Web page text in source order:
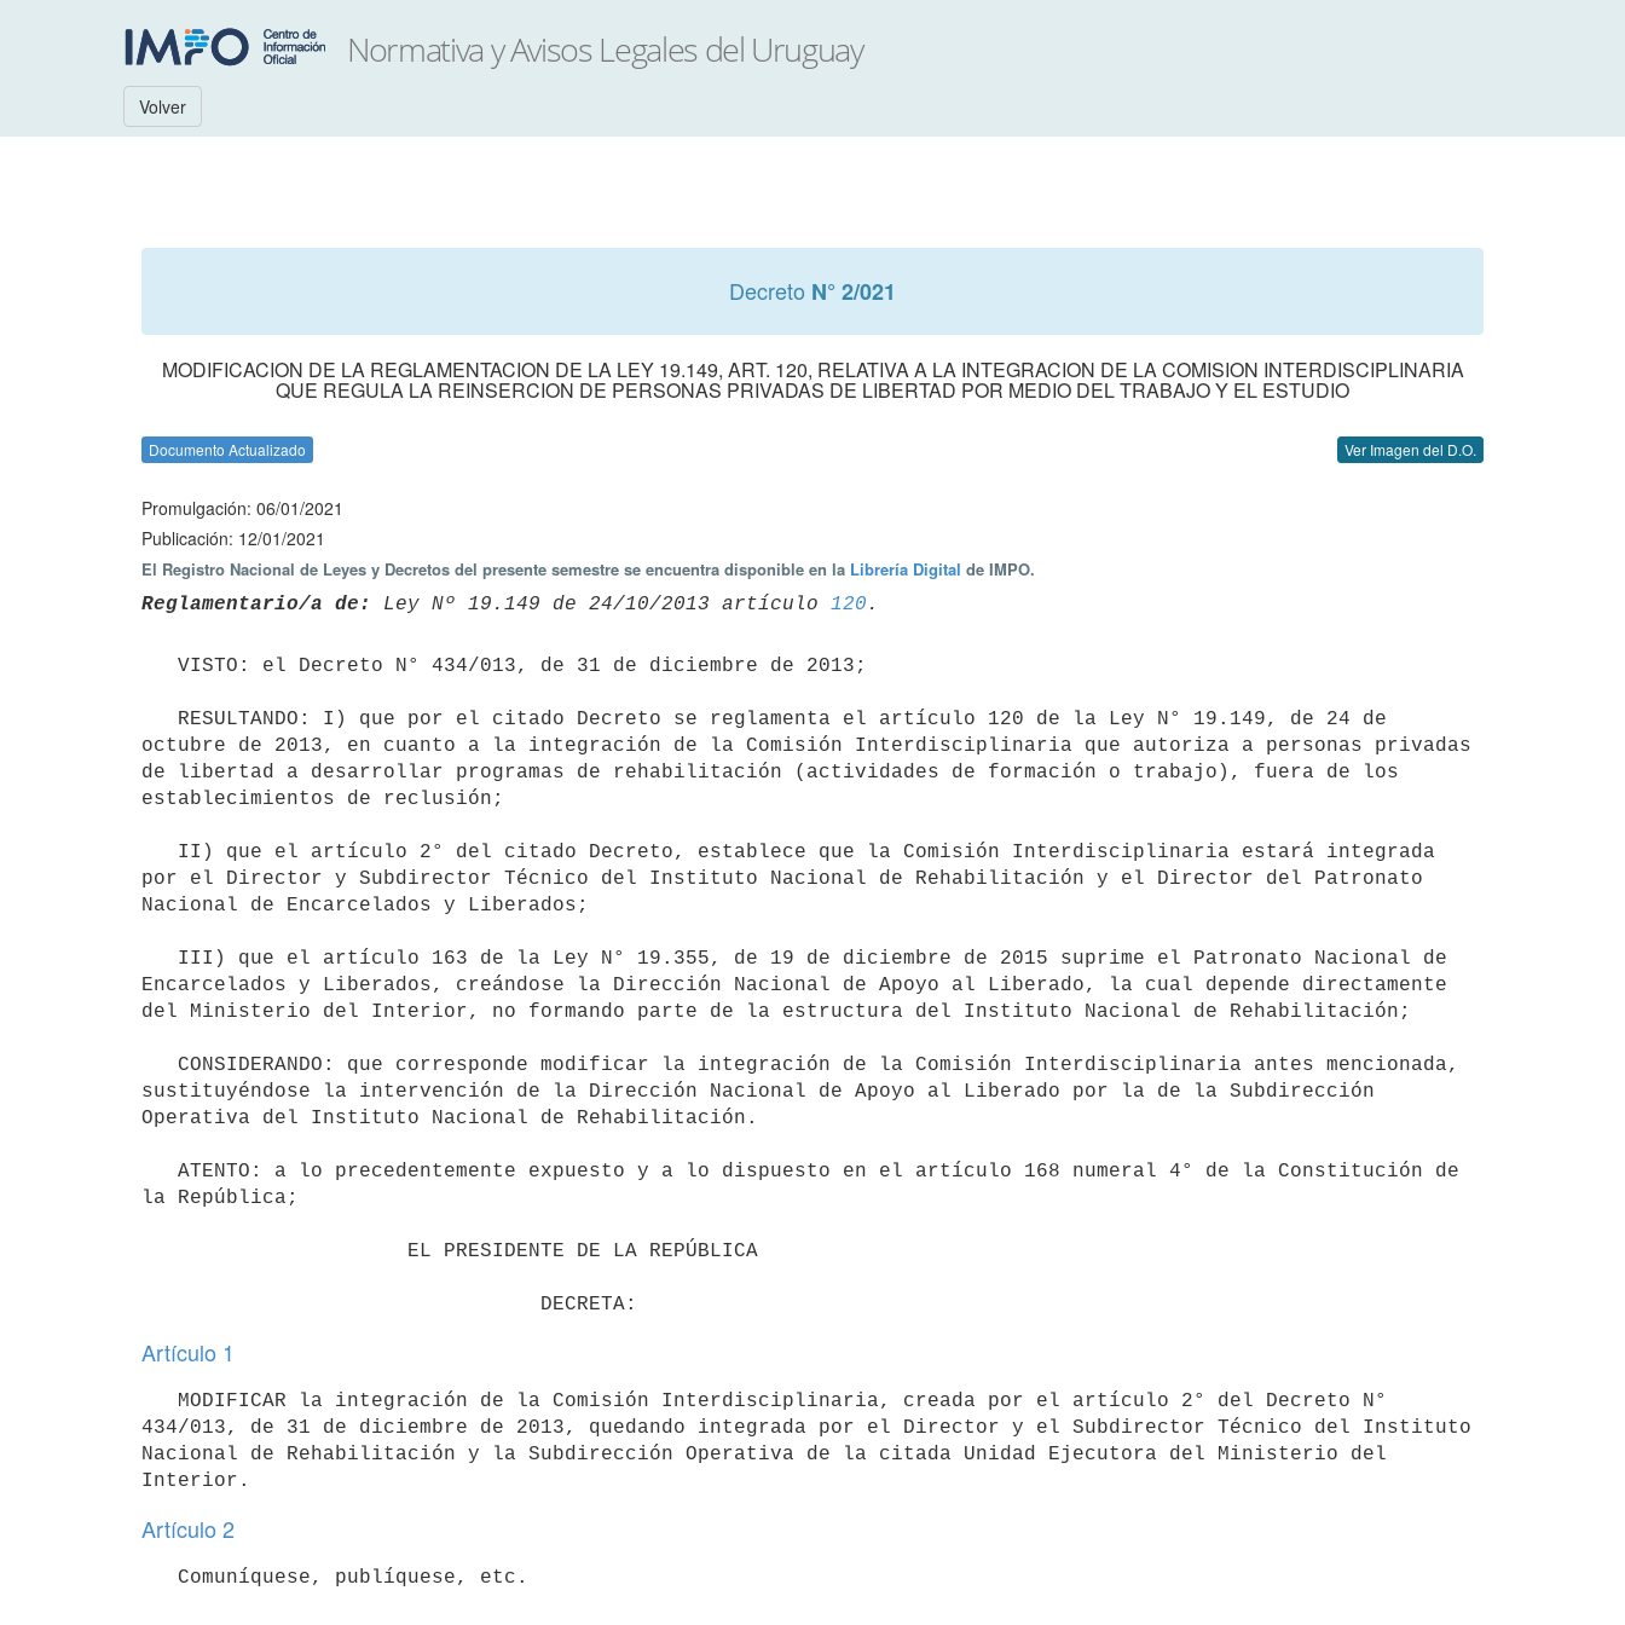
Volver
Decreto N° 2/021
MODIFICACION DE LA REGLAMENTACION DE LA LEY 19.149, ART. 120, RELATIVA A LA INTEGRACION DE LA COMISION INTERDISCIPLINARIA
QUE REGULA LA REINSERCION DE PERSONAS PRIVADAS DE LIBERTAD POR MEDIO DEL TRABAJO Y EL ESTUDIO
Documento Actualizado Ver Imagen del D.O.
Promulgación: 06/01/2021
Publicación: 12/01/2021
El Registro Nacional de Leyes y Decretos del presente semestre se encuentra disponible en la Librería Digital de IMPO.
Reglamentario/a de: Ley Nº 19.149 de 24/10/2013 artículo 120
octubre de 2013, en cuanto a la integración de la Comisión Interdisciplinaria que autoriza a personas privadas
de libertad a desarrollar programas de rehabilitación (actividades de formación o trabajo), fuera de los
establecimientos de reclusión;
por el Director y Subdirector Técnico del Instituto Nacional de Rehabilitación y el Director del Patronato
Nacional de Encarcelados y Liberados;
Encarcelados y Liberados, creándose la Dirección Nacional de Apoyo al Liberado, la cual depende directamente
del Ministerio del Interior, no formando parte de la estructura del Instituto Nacional de Rehabilitación;
sustituyéndose la intervención de la Dirección Nacional de Apoyo al Liberado por la de la Subdirección
Operativa del Instituto Nacional de Rehabilitación.
la República;
Artículo 1
434/013, de 31 de diciembre de 2013, quedando integrada por el Director y el Subdirector Técnico del Instituto
Nacional de Rehabilitación y la Subdirección Operativa de la citada Unidad Ejecutora del Ministerio del
Artículo 2